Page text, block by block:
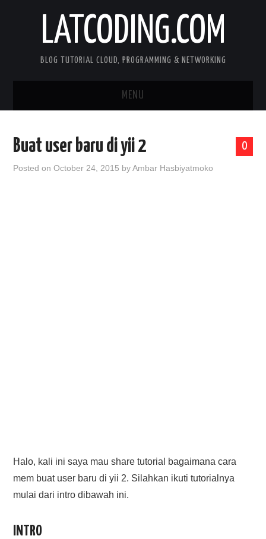
LATCODING.COM
BLOG TUTORIAL CLOUD, PROGRAMMING & NETWORKING
MENU
KUBERNETES
0
Buat user baru di yii 2
Posted onOctober 24, 2015 byAmbar Hasbiyatmoko
Halo, kali ini saya mau share tutorial bagaimana cara
mem buat user baru di yii 2. Silahkan ikuti tutorialnya
mulai dari intro dibawah ini.
INTRO